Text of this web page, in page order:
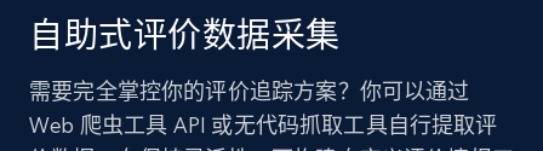
自助式评价数据采集
需要完全掌控你的评价追踪方案？你可以通过
Web 爬虫工具 API 或无代码抓取工具自行提取评